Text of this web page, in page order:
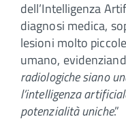
dell’Intelligenza
diagnosi medica,
lesioni molto
umano,
radiologiche siano
l’intelligenza
potenzialità uniche.”